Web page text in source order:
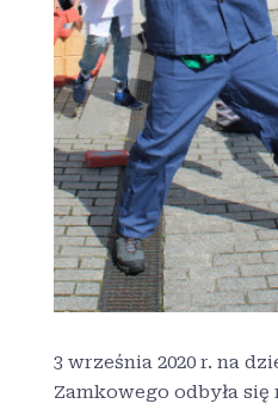
3 września 2020 r. na
Zamkowego odbyła